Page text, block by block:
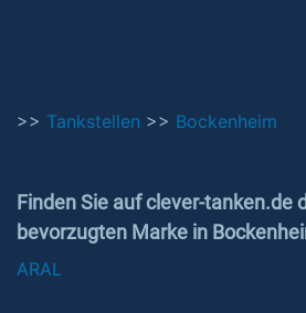
>> Tankstellen >> Bockenheim
Finden Sie auf clever-tanken.de
bevorzugten Marke in
ARAL